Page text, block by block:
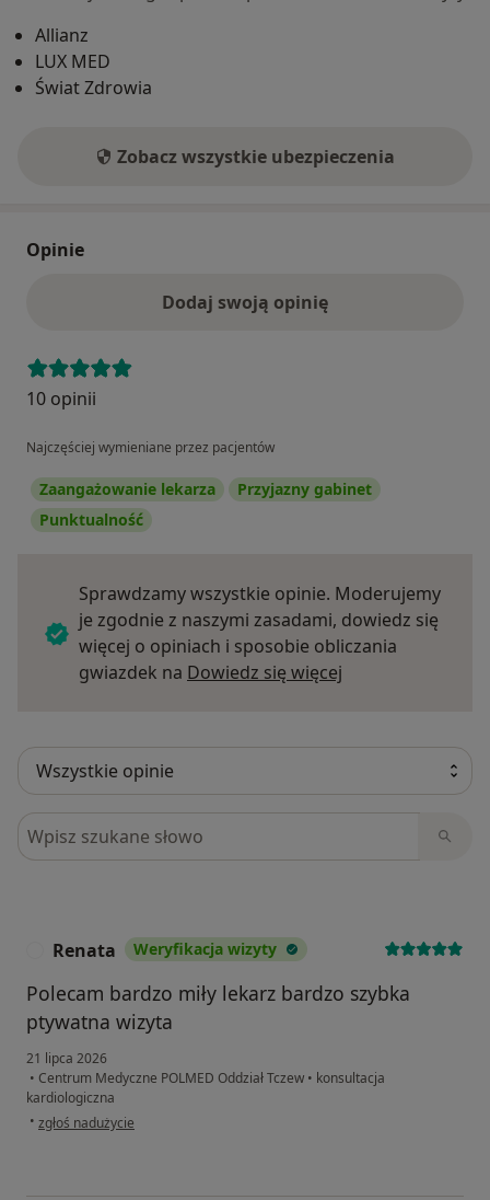
Allianz
LUX MED
Świat Zdrowia
Zobacz wszystkie ubezpieczenia
Opinie
Dodaj swoją opinię
10 opinii
Najczęściej wymieniane przez pacjentów
Zaangażowanie lekarza
Przyjazny gabinet
Punktualność
Sprawdzamy wszystkie opinie. Moderujemy
je zgodnie z naszymi zasadami, dowiedz się
więcej o opiniach i sposobie obliczania
gwiazdek na Dowiedz się więcej
Szukaj w opiniach
Renata Weryfikacja wizyty
Polecam bardzo miły lekarz bardzo szybka
ptywatna wizyta
21 lipca 2026
• Centrum Medyczne POLMED Oddział Tczew • konsultacja
kardiologiczna
• w opinii użytkownika Renata
zgłoś nadużycie